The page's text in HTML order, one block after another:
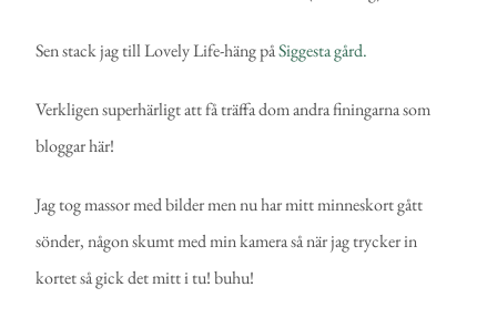
Sen stack jag till Lovely Life-häng påSiggesta gård.
Verkligen superhärligt att få träffa dom andra finingarna som
bloggar här!
Jag tog massor med bilder men nu har mitt minneskort gått
sönder, någon skumt med min kamera så när jag trycker in
kortet så gick det mitt i tu! buhu!